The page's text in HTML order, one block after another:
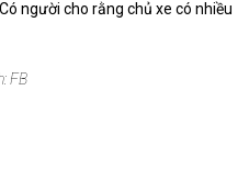
người cho rằng chủ xe có nhiều
FB